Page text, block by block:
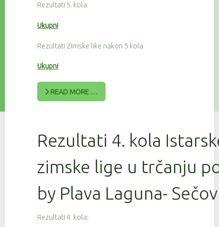
Rezultati 5. kola:
Ukupni
Rezultati Zimske like nakon 5 kola
Ukupni
READ MORE …
Rezultati 4. kola
zimske lige u trčanju
by Plava Laguna-
Rezultati 4. kola: